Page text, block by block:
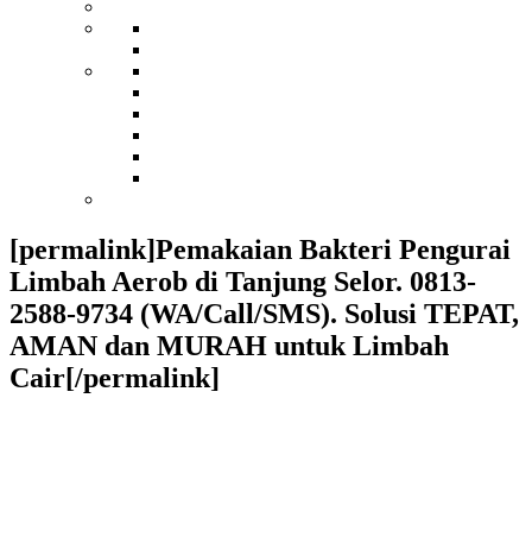
[permalink]Pemakaian Bakteri Pengurai
Limbah Aerob di Tanjung Selor. 0813-
2588-9734 (WA/Call/SMS). Solusi TEPAT,
AMAN dan MURAH untuk Limbah
Cair[/permalink]